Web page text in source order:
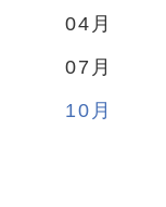
04
07
10